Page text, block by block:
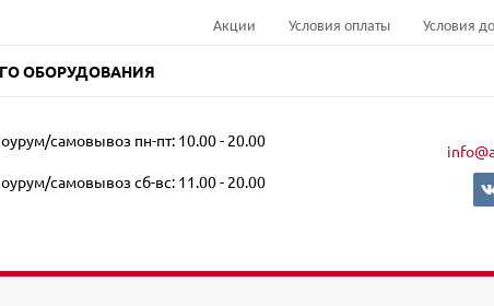
Акции Условия оплаты Условия
ОБОРУДОВАНИЯ
самовывоз пн-пт: 10.00 - 20.00
самовывоз сб-вс: 11.00 - 20.00